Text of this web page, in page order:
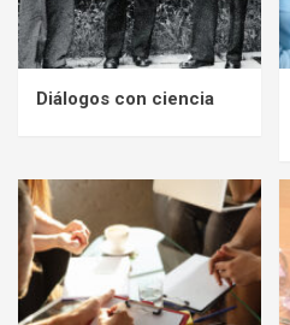
Diálogos con ciencia